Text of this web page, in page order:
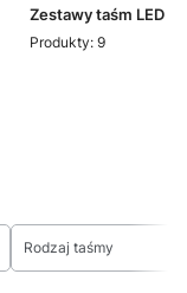
Zestawy taśm LED
Produkty: 9
Rodzaj taśmy